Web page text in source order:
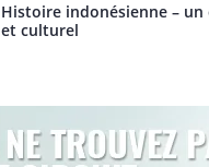
Histoire indonésienne –
et culturel